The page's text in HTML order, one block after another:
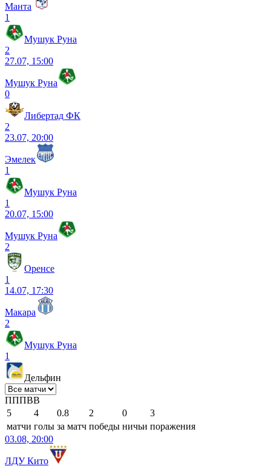
Манта
1
Мушук Руна
2
27.07, 15:00
Мушук Руна
0
Либертад ФК
2
23.07, 20:00
Эмелек
1
Мушук Руна
1
20.07, 15:00
Мушук Руна
2
Оренсе
1
14.07, 17:30
Макара
2
Мушук Руна
1
Дельфин
ПППВВ
5
4 0.8 2 0
3
матчи голы за матч победы ничьи поражения
03.08, 20:00
ЛДУ Кито